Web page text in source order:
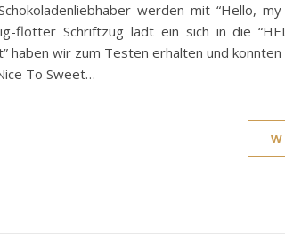
werden mit “Hello,
flotter Schriftzug lädt ein sich in die
haben wir zum Testen erhalten und
To Sweet…